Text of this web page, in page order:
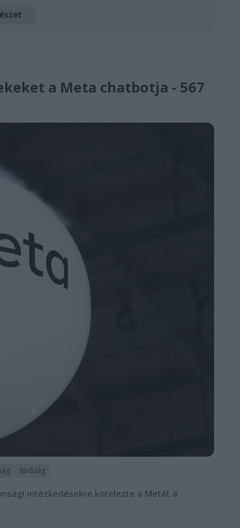
a Meta chatbotja - 567
Bíróság
intézkedésekre kötelezte a Metát a